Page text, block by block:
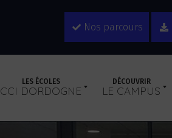
Nos parcours
LES ÉCOLES
CCI DORDOGNE
DÉCOUVRIR
LE CAMPUS